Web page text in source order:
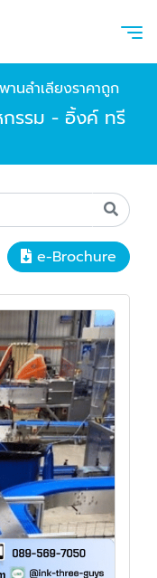
านลำเลียงราคาถูก
กรรม - อิ้งค์ ทรี
e-Brochure